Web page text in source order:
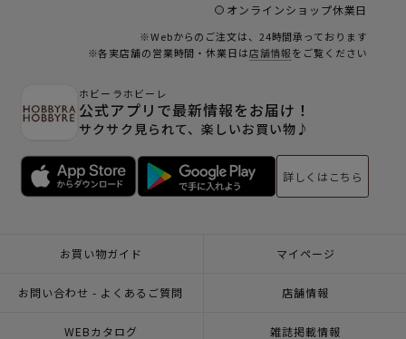
オンラインショップ休業日
※Webからのご注文は、24時間承っております
※各実店舗の営業時間・休業日は店舗情報をご覧ください
ホビーラホビーレ
公式アプリで最新情報をお届け！
サクサク見られて、楽しいお買い物♪
詳しくはこちら
お買い物ガイド マイページ
お問い合わせ - よくあるご質問 店舗情報
WEBカタログ 雑誌掲載情報